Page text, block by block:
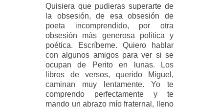
Quisiera que pudieras superarte de
la obsesión, de esa obsesión de
poeta incomprendido, por otra
obsesión más generosa política y
poética. Escríbeme. Quiero hablar
con algunos amigos para ver si se
ocupan de Perito en lunas. Los
libros de versos, querido Miguel,
caminan muy lentamente. Yo te
comprendo perfectamente y te
mando un abrazo mío fraternal, lleno